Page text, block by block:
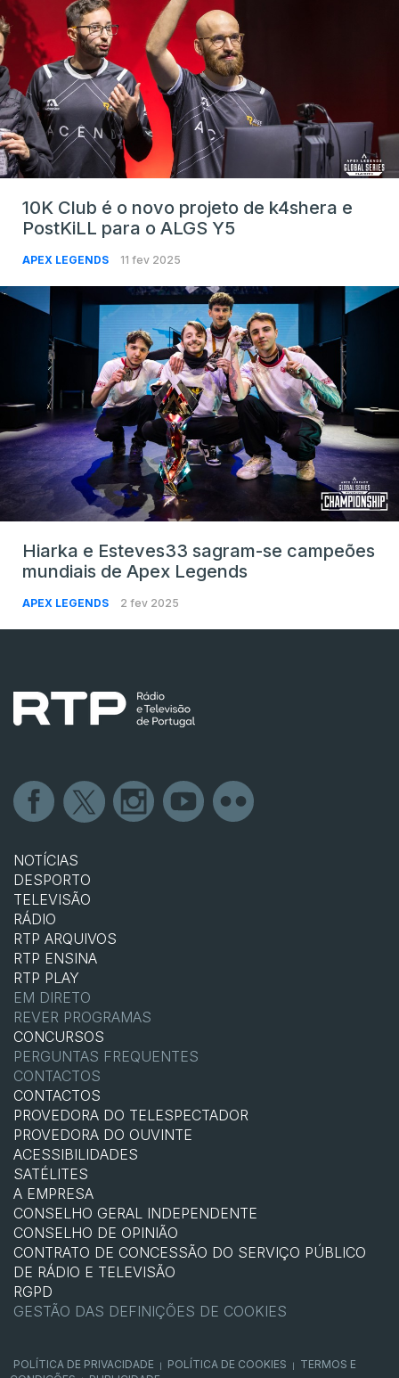
10K Club é o novo projeto de k4shera e
PostKiLL para o ALGS Y5
APEX LEGENDS 11 fev 2025
Hiarka e Esteves33 sagram-se campeões
mundiais de Apex Legends
APEX LEGENDS 2 fev 2025
NOTÍCIAS
DESPORTO
TELEVISÃO
RÁDIO
RTP ARQUIVOS
RTP ENSINA
RTP PLAY
EM DIRETO
REVER PROGRAMAS
CONCURSOS
PERGUNTAS FREQUENTES
CONTACTOS
CONTACTOS
PROVEDORA DO TELESPECTADOR
PROVEDORA DO OUVINTE
ACESSIBILIDADES
SATÉLITES
A EMPRESA
CONSELHO GERAL INDEPENDENTE
CONSELHO DE OPINIÃO
CONTRATO DE CONCESSÃO DO SERVIÇO PÚBLICO
DE RÁDIO E TELEVISÃO
RGPD
GESTÃO DAS DEFINIÇÕES DE COOKIES
POLÍTICA DE PRIVACIDADE POLÍTICA DE COOKIES
TERMOS E